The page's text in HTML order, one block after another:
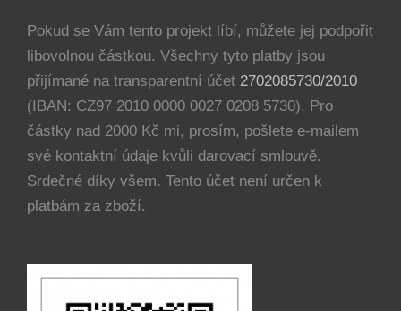
Pokud se Vám tento projekt líbí, můžete jej podpořit
libovolnou částkou. Všechny tyto platby jsou
přijímané na transparentní účet 2702085730/2010
(IBAN: CZ97 2010 0000 0027 0208 5730). Pro
částky nad 2000 Kč mi, prosím, pošlete e-mailem
své kontaktní údaje kvůli darovací smlouvě.
Srdečné díky všem. Tento účet není určen k
platbám za zboží.